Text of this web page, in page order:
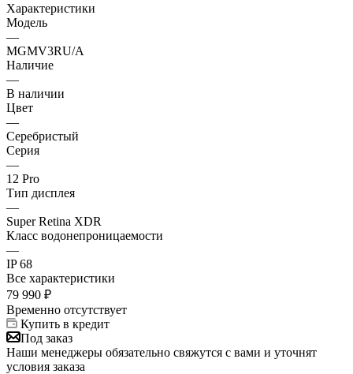
Характеристики
Модель
—
MGMV3RU/A
Наличие
—
В наличии
Цвет
—
Серебристый
Серия
—
12 Pro
Тип дисплея
—
Super Retina XDR
Класс водонепроницаемости
—
IP 68
Все характеристики
79 990 ₽
Временно отсутствует
Купить в кредит
Под заказ
Наши менеджеры обязательно свяжутся с вами и уточнят
условия заказа